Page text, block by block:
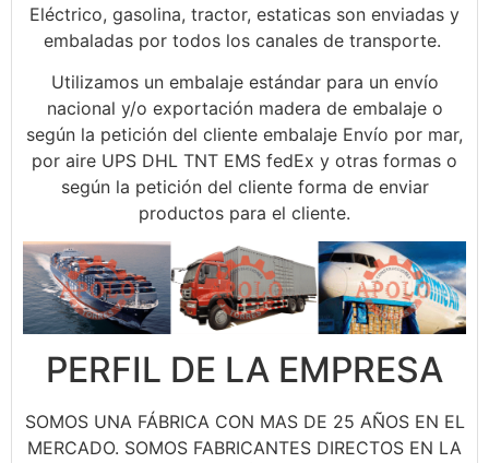
Eléctrico, gasolina, tractor, estaticas son enviadas y
embaladas por todos los canales de transporte.
Utilizamos un embalaje estándar para un envío
nacional y/o exportación madera de embalaje o
según la petición del cliente embalaje Envío por mar,
por aire UPS DHL TNT EMS fedEx y otras formas o
según la petición del cliente forma de enviar
productos para el cliente.
PERFIL DE LA EMPRESA
SOMOS UNA FÁBRICA CON MAS DE 25 AÑOS EN EL
MERCADO. SOMOS FABRICANTES DIRECTOS EN LA